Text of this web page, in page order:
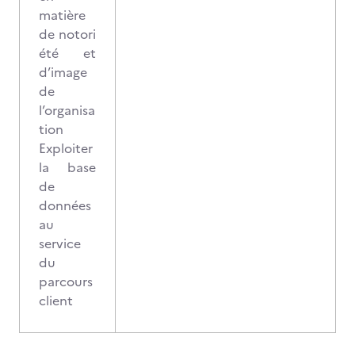
matière
de notori
été et
d’image
de
l’organisa
tion
Exploiter
la base
de
données
au
service
du
parcours
client